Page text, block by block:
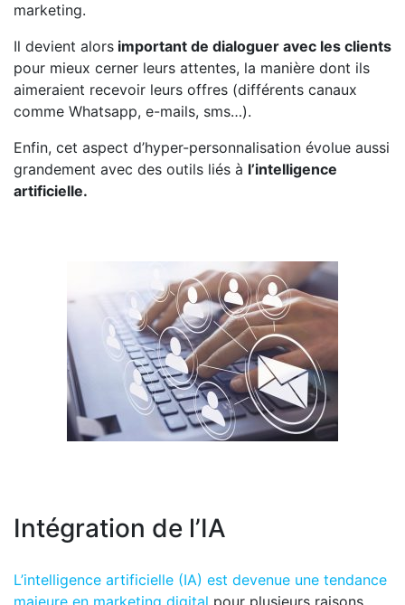
marketing.
Il devient alors important de dialoguer avec les clients
pour mieux cerner leurs attentes, la manière dont ils
aimeraient recevoir leurs offres (différents canaux
comme Whatsapp, e-mails, sms…).
Enfin, cet aspect d’hyper-personnalisation évolue aussi
grandement avec des outils liés à l’intelligence
artificielle.
Intégration de l’IA
L’intelligence artificielle (IA) est devenue une tendance